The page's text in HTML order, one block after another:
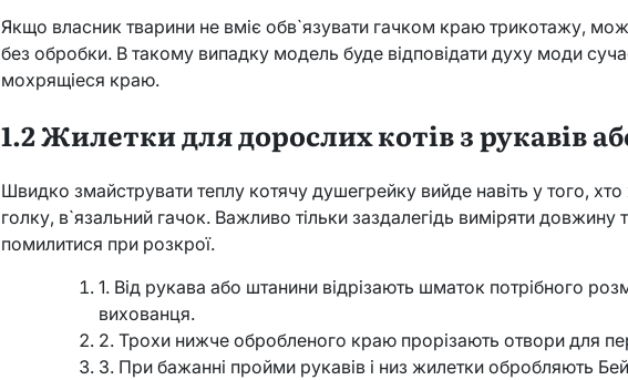
Якщо власник тварини не вміє обв`язувати гачком краю трикотажу,
без обробки. В такому випадку модель буде відповідати духу моди
мохрящіеся краю.
1.2 Жилетки для дорослих котів з рукавів
Швидко змайструвати теплу котячу душегрейку вийде навіть у того,
голку, в`язальний гачок. Важливо тільки заздалегідь виміряти
помилитися при розкрої.
1. Від рукава або штанини відрізають шматок потрібного
вихованця.
2. Трохи нижче обробленого краю прорізають отвори для
3. При бажанні пройми рукавів і низ жилетки обробляють